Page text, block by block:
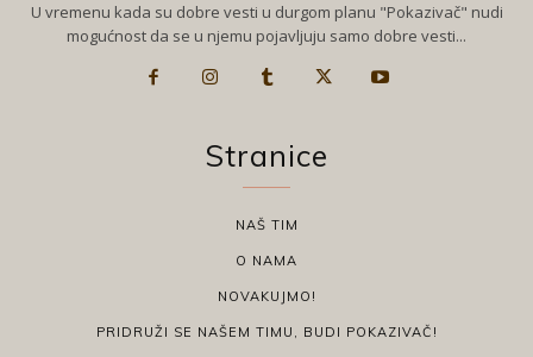
U vremenu kada su dobre vesti u durgom planu "Pokazivač" nudi
mogućnost da se u njemu pojavljuju samo dobre vesti...
Stranice
NAŠ TIM
O NAMA
NOVAKUJMO!
PRIDRUŽI SE NAŠEM TIMU, BUDI POKAZIVAČ!